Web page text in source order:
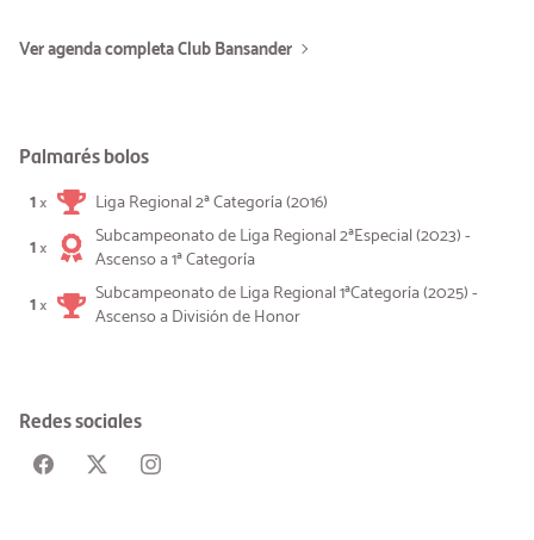
Ver agenda completa Club Bansander
Palmarés bolos
1×
Liga Regional 2ª Categoría (2016)
1×
Subcampeonato de Liga Regional 2ªEspecial (2023) -
Ascenso a 1ª Categoría
1×
Subcampeonato de Liga Regional 1ªCategoría (2025) -
Ascenso a División de Honor
Redes sociales